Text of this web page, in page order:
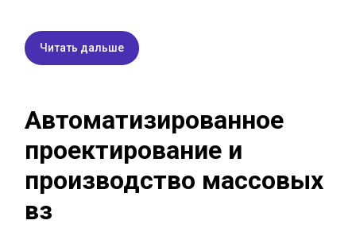
Читать дальше
Автоматизированное
проектирование и
производство массовых
вз